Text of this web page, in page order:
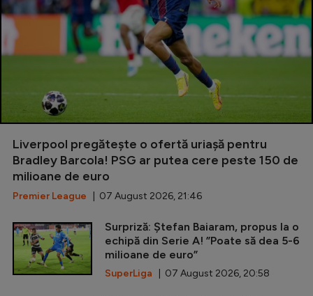
Liverpool pregătește o ofertă uriașă pentru
Bradley Barcola! PSG ar putea cere peste 150 de
milioane de euro
Premier League | 07 August 2026, 21:46
Surpriză: Ștefan Baiaram, propus la o
echipă din Serie A! ”Poate să dea 5-6
milioane de euro”
SuperLiga | 07 August 2026, 20:58